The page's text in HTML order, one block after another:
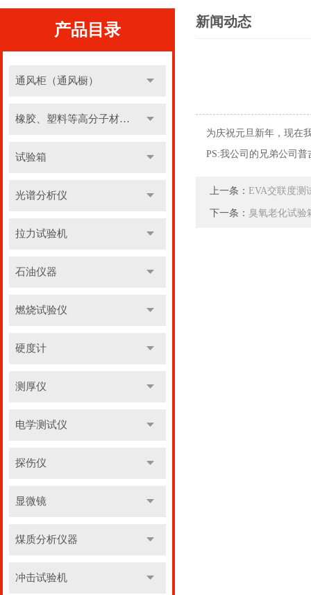
产品目录
通风柜（通风橱）
橡胶、塑料等高分子材料实验设备
试验箱
光谱分析仪
拉力试验机
石油仪器
燃烧试验仪
硬度计
测厚仪
电学测试仪
探伤仪
显微镜
煤质分析仪器
冲击试验机
新闻动态
为庆祝元旦新年，现在
PS:我公司的兄弟公司普
上一条： EVA交联度测
下一条： 臭氧老化试验